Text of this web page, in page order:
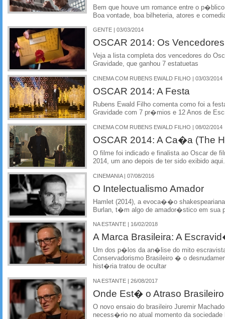
Bem que houve um romance entre o
Boa vontade, boa bilheteria, atores e
GENTE | 03/03/2014
OSCAR 2014: Os Vencedores
Veja a lista completa dos vencedores do
Gravidade, que ganhou 7 estatuetas
CINEMA COM RUBENS EWALD FILHO | 03/03/2014
OSCAR 2014: A Festa
Rubens Ewald Filho comenta como foi a
Gravidade com 7 pr�mios e 12 Anos de
CINEMA COM RUBENS EWALD FILHO | 08/02/2014
OSCAR 2014: A Ca�a (The
O filme foi indicado e finalista ao Oscar de
2014, um ano depois de ter sido exibido aqui.
CINEMANIA | 07/08/2016
O Intelectualismo Amador
Hamlet (2014), a evoca��o
Burlan, t�m algo de amador�stico em sua
NA ESTANTE | 16/02/2018
A Marca Brasileira: A
Um dos p�los da an�lise do mito
Conservadorismo Brasileiro � o
hist�ria tratou de ocultar
NA ESTANTE | 26/08/2017
Onde Est� o Atraso Brasileiro
O novo ensaio do brasileiro Juremir
necess�rio no atual momento da sociedade